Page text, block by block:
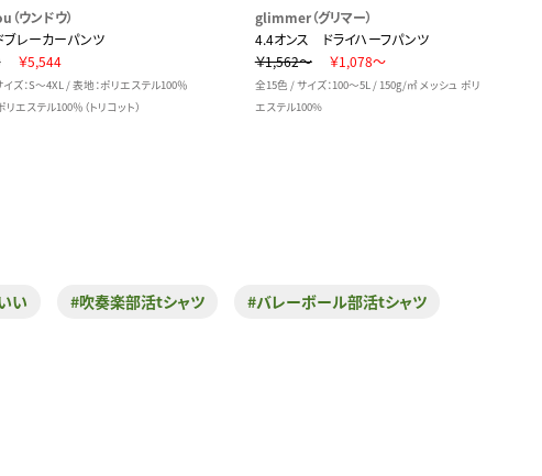
ウンドウ）
ブレーカーパンツ
￥5,544
ズ：S～4XL / 表地：ポリエステル100％
エステル100％（トリコット）
glimmer（グリマー）
4.4オンス ドライハーフパンツ
￥1,562～
￥1,078～
全15色 / サイズ：100～5L / 150g/㎡ メッシュ ポリ
エステル100%
い #吹奏楽部活tシャツ #バレーボール部活tシャツ